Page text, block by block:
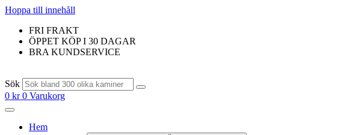
Hoppa till innehåll
FRI FRAKT
ÖPPET KÖP I 30 DAGAR
BRA KUNDSERVICE
Sök
0 kr 0 Varukorg
Hem